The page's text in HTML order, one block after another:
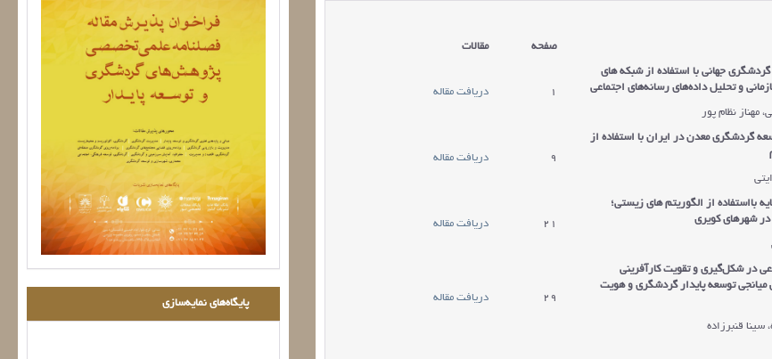
صفحه مقالات
جهانی با استفاده از شبکه های
و تحلیل داده‌های رسانه‌های اجتماعی
1
دریافت مقاله
مهناز نظام پور
گردشگری معدن در ایران با استفاده از
9
دریافت مقاله
بااستفاده از الگوریتم های زیستی؛
در شهرهای کویری
21
دریافت مقاله
در شکل‌گیری و تقویت کارآفرینی
توسعه پایدار گردشگری و هویت
29 دریافت مقاله
قنبرزاده
پایگاه‌های نمایه‌سازی